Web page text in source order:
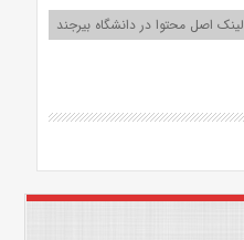
لینک اصل محتوا در دانشگاه بیرجند